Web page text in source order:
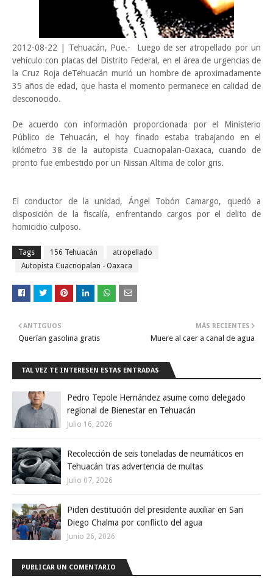
2012-08-22 | Tehuacán, Pue.- Luego de ser atropellado por un
vehículo con placas del Distrito Federal, en el área de urgencias de
la Cruz Roja deTehuacán murió un hombre de aproximadamente
35 años de edad, que hasta el momento permanece en calidad de
desconocido.
De acuerdo con información proporcionada por el Ministerio
Público de Tehuacán, el hoy finado estaba trabajando en el
kilómetro 38 de la autopista Cuacnopalan-Oaxaca, cuando de
pronto fue embestido por un Nissan Altima de color gris.
El conductor de la unidad, Ángel Tobón Camargo, quedó a
disposición de la fiscalía, enfrentando cargos por el delito de
homicidio culposo.
Tags 156 Tehuacán
atropellado
Autopista Cuacnopalan - Oaxaca
MÁS RECIENTES
Muere al caer a canal de agua
ANTIGUOS
Querían gasolina gratis
TAL VEZ TE INTERESEN ESTAS ENTRADAS
Pedro Tepole Hernández asume como delegado
regional de Bienestar en Tehuacán
Julio 16, 2026
Recolección de seis toneladas de neumáticos en
Tehuacán tras advertencia de multas
Julio 07, 2026
Piden destitución del presidente auxiliar en San
Diego Chalma por conflicto del agua
Junio 26, 2026
PUBLICAR UN COMENTARIO